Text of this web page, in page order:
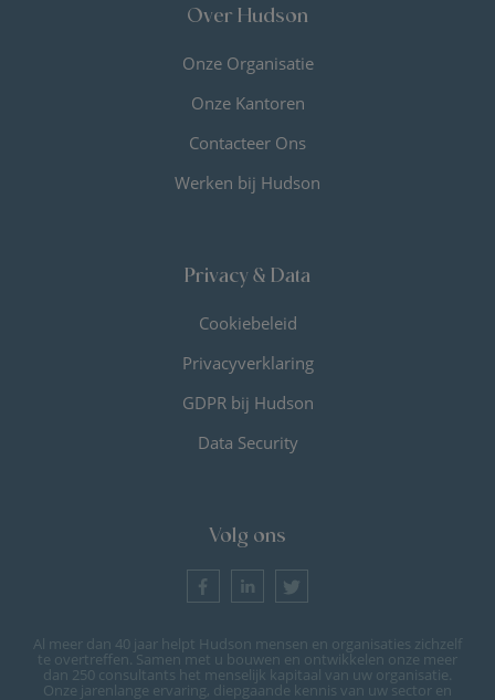
Over Hudson
Onze Organisatie
Onze Kantoren
Contacteer Ons
Werken bij Hudson
Privacy & Data
Cookiebeleid
Privacyverklaring
GDPR bij Hudson
Data Security
Volg ons
Al meer dan 40 jaar helpt Hudson mensen en organisaties zichzelf
te overtreffen. Samen met u bouwen en ontwikkelen onze meer
dan 250 consultants het menselijk kapitaal van uw organisatie.
Onze jarenlange ervaring, diepgaande kennis van uw sector en